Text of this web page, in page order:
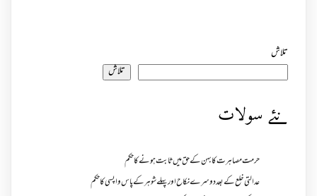
تلاش
تلاش
نئے سولات
حرمت مصاہرت کا بہن کے حق میں ثابت ہونے کا حکم
عدالتی خلع کے بعد دوسرے نکاح اور پہلے شوہر کے پاس واپسی کا حکم